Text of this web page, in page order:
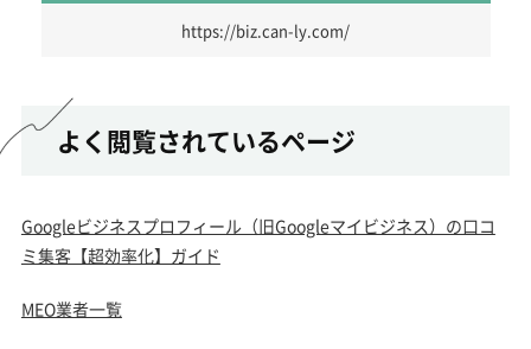
https://biz.can-ly.com/
よく閲覧されているページ
Googleビジネスプロフィール（旧Googleマイビジネス）の口コ
ミ集客【超効率化】ガイド
MEO業者一覧